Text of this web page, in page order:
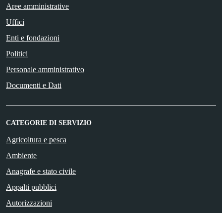
Aree amministrative
Uffici
Enti e fondazioni
Politici
Personale amministrativo
Documenti e Dati
CATEGORIE DI SERVIZIO
Agricoltura e pesca
Ambiente
Anagrafe e stato civile
Appalti pubblici
Autorizzazioni